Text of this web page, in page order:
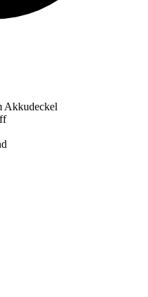
Akkudeckel